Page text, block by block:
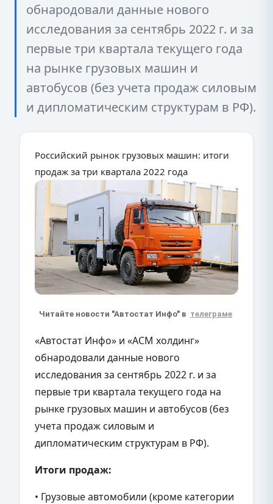
обнародовали данные нового
исследования за сентябрь 2022 г. и за
первые три квартала текущего года
на рынке грузовых машин и
автобусов (без учета продаж силовым
и дипломатическим структурам в РФ).
Российский рынок грузовых машин: итоги
продаж за три квартала 2022 года
Читайте новости "Автостат Инфо" в телеграме
«Автостат Инфо» и «АСМ холдинг»
обнародовали данные нового
исследования за сентябрь 2022 г. и за
первые три квартала текущего года на
рынке грузовых машин и автобусов (без
учета продаж силовым и
дипломатическим структурам в РФ).
Итоги продаж:
• Грузовые автомобили (кроме категории